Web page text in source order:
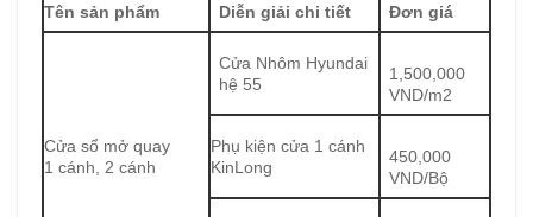
Tên sản phẩm Diễn giải chi tiết Đơn giá
Cửa sổ mở quay
1 cánh, 2 cánh
Cửa Nhôm Hyundai
hệ 55
1,500,000
VND/m2
Phụ kiện cửa 1 cánh
KinLong
450,000
VND/Bộ